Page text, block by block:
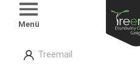
Menü
Treemail